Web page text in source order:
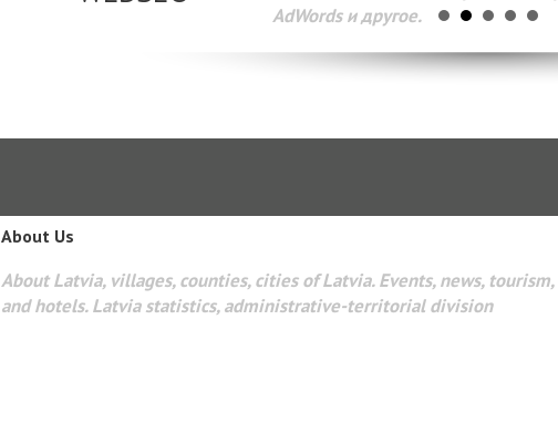
AdWords и другое.
About Us
About Latvia, villages, counties, cities of Latvia. Events, news,
and hotels. Latvia statistics, administrative-territorial division